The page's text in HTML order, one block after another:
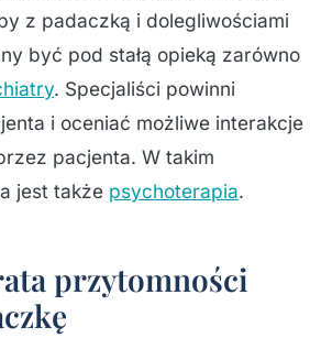
z padaczką i dolegliwościami
być pod stałą opieką zarówno
. Specjaliści powinni
i oceniać możliwe interakcje
pacjenta. W takim
jest także psychoterapia.
przytomności